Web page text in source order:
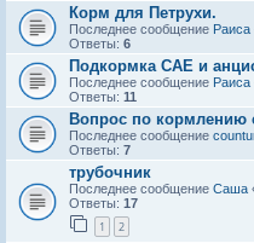
Корм для Петрухи.
Последнее сообщение Раиса
Ответы: 6
Подкормка САЕ и
Последнее сообщение Раиса
Ответы: 11
Вопрос по кормлению
Последнее сообщение
Ответы: 7
трубочник
Последнее сообщение Саша
Ответы: 17
1 2